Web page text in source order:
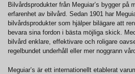
Bilvårdsprodukter från Meguiar’s bygger på
erfarenhet av bilvård. Sedan 1901 har
bilvårdsprodukter som hjälper bilägare att
bevara sina fordon i bästa möjliga skick.
bilvård enklare, effektivare och roligare
regelbundet underhåll eller mer noggrann
Meguiar’s är ett internationellt etablerat